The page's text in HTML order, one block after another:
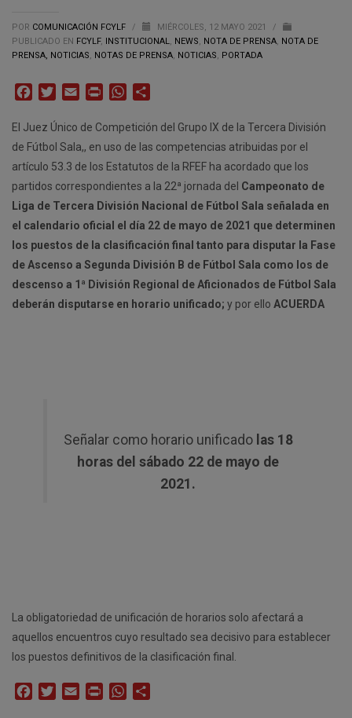
POR COMUNICACIÓN FCYLF / MIÉRCOLES, 12 MAYO 2021
/
PUBLICADO EN FCYLF, INSTITUCIONAL, NEWS, NOTA DE PRENSA, NOTA DE
PRENSA, NOTICIAS, NOTAS DE PRENSA, NOTICIAS, PORTADA
FacebookTwitterEmail Print WhatsApp
El Juez Único de Competición del Grupo IX de la Tercera División
de Fútbol Sala,, en uso de las competencias atribuidas por el
artículo 53.3 de los Estatutos de la RFEF ha acordado que los
partidos correspondientes a la 22ª jornada del Campeonato de
Liga de Tercera División Nacional de Fútbol Sala señalada en
el calendario oficial el día 22 de mayo de 2021 que determinen
los puestos de la clasificación final tanto para disputar la Fase
de Ascenso a Segunda División B de Fútbol Sala como los de
descenso a 1ª División Regional de Aficionados de Fútbol Sala
deberán disputarse en horario unificado; y por ello ACUERDA
Señalar como horario unificado las 18
horas del sábado 22 de mayo de
2021.
La obligatoriedad de unificación de horarios solo afectará a
aquellos encuentros cuyo resultado sea decisivo para establecer
los puestos definitivos de la clasificación final.
FacebookTwitterEmail Print WhatsApp